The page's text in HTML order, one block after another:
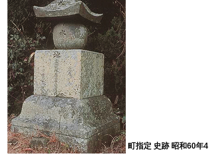
町指定 史跡 昭和60年4